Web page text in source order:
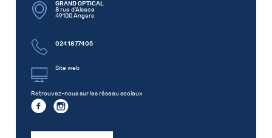
GRAND OPTICAL
8 rue d'Alsace
49100 Angers
0241877405
Site web
Retrouvez-nous sur les réseau sociaux